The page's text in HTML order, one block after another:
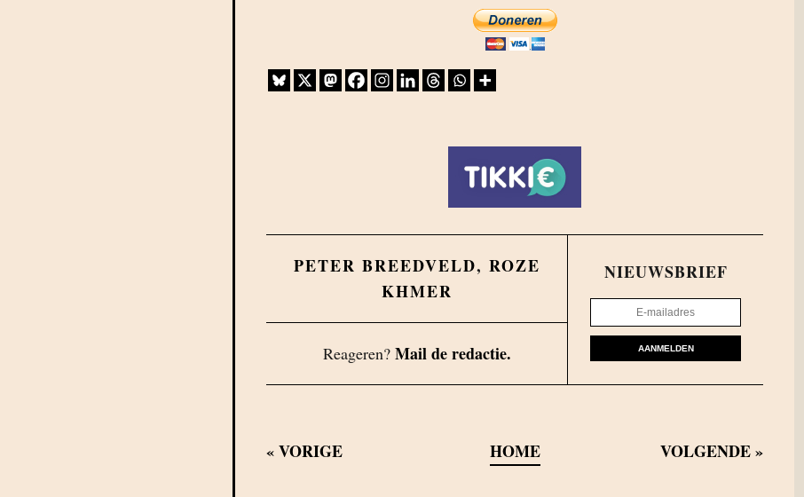
PETER BREEDVELD, ROZE
KHMER
Reageren? Mail de redactie.
NIEUWSBRIEF
AANMELDEN
«VORIGE HOME VOLGENDE»